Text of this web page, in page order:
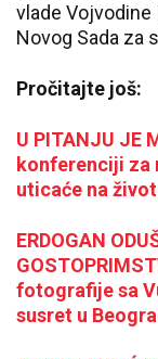
vlade Vojvodine
Novog Sada za
Pročitajte još:
U PITANJU JE
konferenciji za
uticaće na
ERDOGAN
fotografije sa
susret u